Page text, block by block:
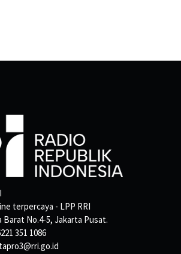
terpercaya - LPP RRI
Barat No.4-5, Jakarta Pusat.
351 1086